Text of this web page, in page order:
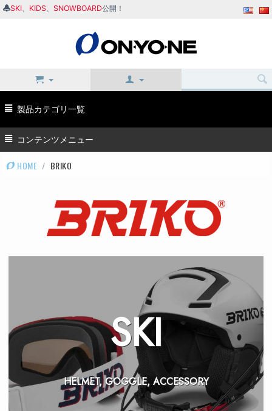
SKI KIDS SNOWBOARD公開！
製品カテゴリ一覧
コンテンツメニュー
HOME / BRIKO
SKI
HELMET, GOGGLE, ACCESSORY